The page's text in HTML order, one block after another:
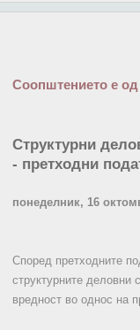
Соопштението е од
Структурни
- претходни
понеделник, 16
Според претходните
структурните деловни
вредност во однос на